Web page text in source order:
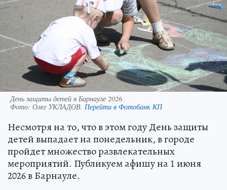
День защиты детей в Барнауле 2026
Фото: Олег УКЛАДОВ. Перейти в Фотобанк КП
Несмотря на то, что в этом году День защиты
детей выпадает на понедельник, в городе
пройдет множество развлекательных
мероприятий. Публикуем афишу на 1 июня
2026 в Барнауле.